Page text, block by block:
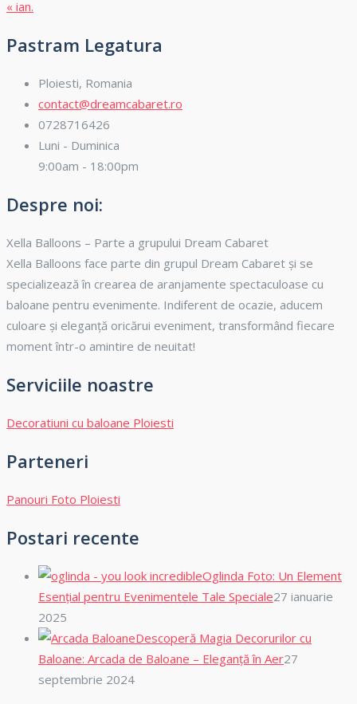
« ian.
Pastram Legatura
Ploiesti, Romania
contact@dreamcabaret.ro
0728716426
Luni - Duminica
9:00am - 18:00pm
Despre noi:
Xella Balloons – Parte a grupului Dream Cabaret
Xella Balloons face parte din grupul Dream Cabaret și se
specializează în crearea de aranjamente spectaculoase cu
baloane pentru evenimente. Indiferent de ocazie, aducem
culoare și eleganță oricărui eveniment, transformând fiecare
moment într-o amintire de neuitat!
Serviciile noastre
Decoratiuni cu baloane Ploiesti
Parteneri
Panouri Foto Ploiesti
Postari recente
Oglinda Foto: Un Element
Esențial pentru Evenimentele Tale Speciale27 ianuarie
2025
Descoperă Magia Decorurilor cu
Baloane: Arcada de Baloane – Eleganță în Aer27
septembrie 2024